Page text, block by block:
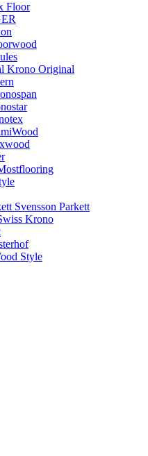
Floor
Krono Original
Svensson Parkett
Krono
Style